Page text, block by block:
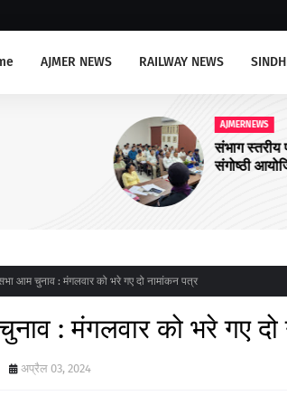
AJMER NEWS RAILWAY NEWS
प्राचार्य, रोवर रेंजर लीडर
आम चुनाव : मंगलवार को भरे गए दो नामांकन पत्र
: मंगलवार को भरे गए दो
अप्रैल 03, 2024